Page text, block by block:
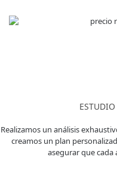
Realizamos un análisis
creamos un plan
asegurar que